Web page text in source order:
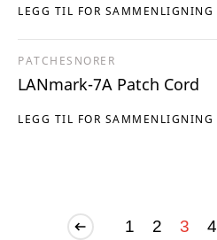
LEGG TIL FOR SAMMENLIGNING
LEGG TIL FOR SAMMENLIGNING
PATCHESNORER
LANmark-7A Patch Cord
1 2 3 4